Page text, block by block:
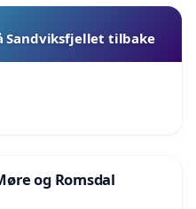
Sandviksfjellet tilbake
og Romsdal